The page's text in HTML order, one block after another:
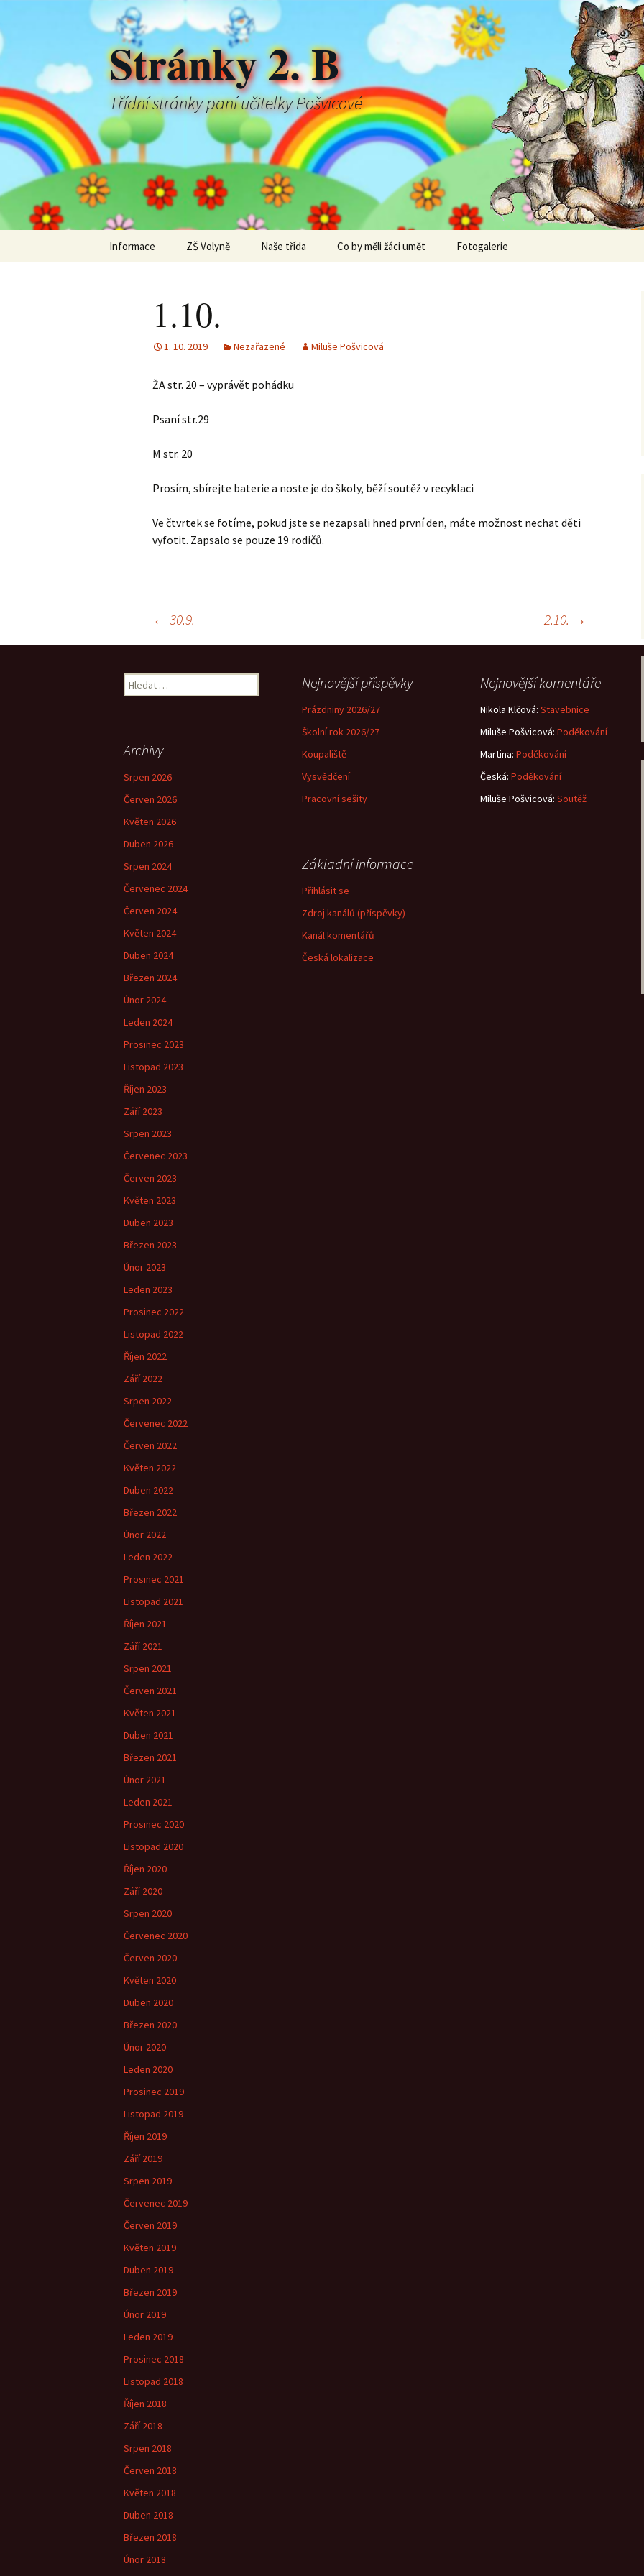
Stránky 2. B
Třídní stránky paní učitelky Pošvicové
Informace ZŠ Volyně Naše třída Co by měli žáci umět Fotogalerie
1.10.
1. 10. 2019 Nezařazené Miluše Pošvicová
ŽA str. 20 – vyprávět pohádku
Psaní str.29
M str. 20
Prosím, sbírejte baterie a noste je do školy, běží soutěž v recyklaci
Ve čtvrtek se fotíme, pokud jste se nezapsali hned první den, máte možnost nechat děti
vyfotit. Zapsalo se pouze 19 rodičů.
← 30.9. 2.10. →
Vyhledávání Nejnovější příspěvky
Prázdniny 2026/27
Školní rok 2026/27
Koupaliště
Vysvědčení
Pracovní sešity
Nejnovější komentáře
Nikola Klčová: Stavebnice
Miluše Pošvicová: Poděkování
Martina: Poděkování
Česká: Poděkování
Miluše Pošvicová: Soutěž
Archivy
Srpen 2026
Červen 2026
Květen 2026
Duben 2026
Srpen 2024
Červenec 2024
Červen 2024
Květen 2024
Duben 2024
Březen 2024
Únor 2024
Leden 2024
Prosinec 2023
Listopad 2023
Říjen 2023
Září 2023
Srpen 2023
Červenec 2023
Červen 2023
Květen 2023
Duben 2023
Březen 2023
Únor 2023
Leden 2023
Prosinec 2022
Listopad 2022
Říjen 2022
Září 2022
Srpen 2022
Červenec 2022
Červen 2022
Květen 2022
Duben 2022
Březen 2022
Únor 2022
Leden 2022
Prosinec 2021
Listopad 2021
Říjen 2021
Září 2021
Srpen 2021
Červen 2021
Květen 2021
Duben 2021
Březen 2021
Únor 2021
Leden 2021
Prosinec 2020
Listopad 2020
Říjen 2020
Září 2020
Srpen 2020
Červenec 2020
Červen 2020
Květen 2020
Duben 2020
Březen 2020
Únor 2020
Leden 2020
Prosinec 2019
Listopad 2019
Říjen 2019
Září 2019
Srpen 2019
Červenec 2019
Červen 2019
Květen 2019
Duben 2019
Březen 2019
Únor 2019
Leden 2019
Prosinec 2018
Listopad 2018
Říjen 2018
Září 2018
Srpen 2018
Červen 2018
Květen 2018
Duben 2018
Březen 2018
Únor 2018
Základní informace
Přihlásit se
Zdroj kanálů (příspěvky)
Kanál komentářů
Česká lokalizace